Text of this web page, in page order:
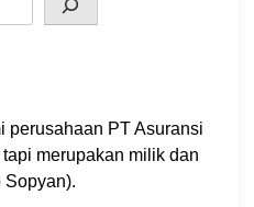
perusahaan PT Asuransi
merupakan milik dan
Sopyan).